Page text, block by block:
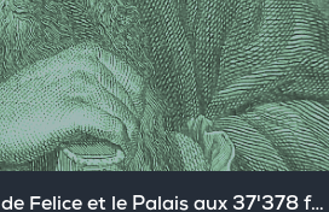
Fortunato Bartolomeo de Felice et le Palais aux 37'378 fenêtres